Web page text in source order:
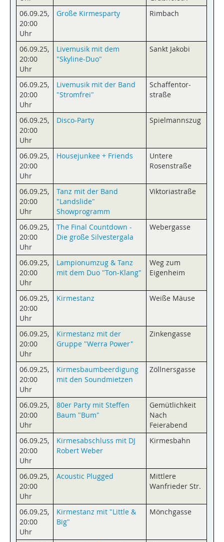
06.09.25,
20:00
Uhr
Große Kirmesparty Rimbach
06.09.25,
20:00
Uhr
Livemusik mit dem
"Skyline-Duo"
Sankt Jakobi
06.09.25,
20:00
Uhr
Livemusik mit der Band
"Stromfrei"
Schaffentor­
straße
06.09.25,
20:00
Uhr
Disco-Party Spielmannszug
06.09.25,
20:00
Uhr
Housejunkee + Friends
Untere
Rosenstraße
06.09.25,
20:00
Uhr
Tanz mit der Band
"Landslide"
Showprogramm
Viktoriastraße
06.09.25,
20:00
Uhr
The Final Countdown -
Die große Silvestergala
Webergasse
06.09.25,
20:00
Uhr
Lampionumzug & Tanz
mit dem Duo "Ton-Klang"
Weg zum
Eigenheim
06.09.25,
20:00
Uhr
Kirmestanz Weiße Mäuse
06.09.25,
20:00
Uhr
Kirmestanz mit der
Gruppe "Werra Power"
Zinkengasse
06.09.25,
20:00
Uhr
Kirmesbaumbeerdigung
mit den Soundmietzen
Zöllnersgasse
06.09.25,
20:00
Uhr
80er Party mit Steffen
Baum "Bum"
Gemütlichkeit
Nach
Feierabend
06.09.25,
20:00
Uhr
Kirmesabschluss mit DJ
Robert Weber
Kirmesbahn
06.09.25,
20:00
Uhr
Acoustic Plugged
Mittlere
Wanfrieder Str.
06.09.25,
20:00
Uhr
Kirmestanz mit "Little &
Big"
Mönchgasse